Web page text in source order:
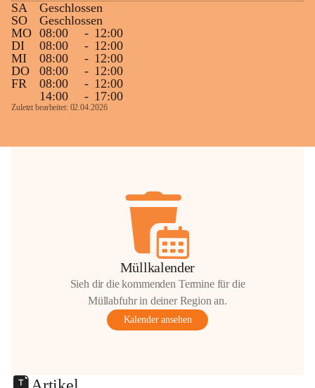
SA
Geschlossen
SO
Geschlossen
MO 08:00 - 12:00
DI
08:00 - 12:00
MI
08:00 - 12:00
DO
08:00 - 12:00
FR
08:00 - 12:00
14:00
- 17:00
Zuletzt bearbeitet: 02.04.2026
Müllkalender
Sieh dir die kommenden Termine für die
Müllabfuhr in deiner Region an.
Kalender ansehen